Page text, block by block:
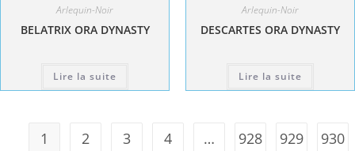
Arlequin-Noir
BELATRIX ORA DYNASTY
Lire la suite
Arlequin-Noir
DESCARTES ORA DYNASTY
Lire la suite
1 2 3 4 … 928 929 930